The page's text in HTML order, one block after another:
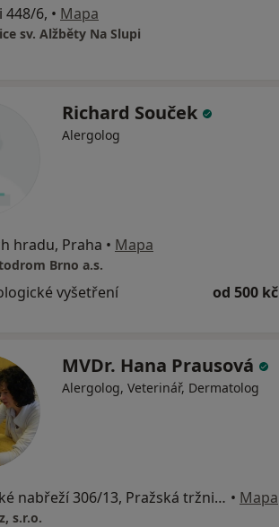
448/6, • Mapa
sv. Alžběty Na Slupi
Richard Souček
Alergolog
hradu, Praha • Mapa
Brno a.s.
vyšetření od 500 kč
MVDr. Hana Prausová
Alergolog, Veterinář, Dermatolog
Bubenské nabřeží 306/13, Pražská tržnice, hala 27, Praha • Mapa
s.r.o.